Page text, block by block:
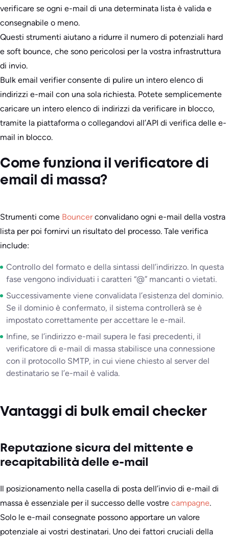
verificare se ogni e-mail di una determinata lista è valida e
consegnabile o meno.
Questi strumenti aiutano a ridurre il numero di potenziali hard
e soft bounce, che sono pericolosi per la vostra infrastruttura
di invio.
Bulk email verifier consente di pulire un intero elenco di
indirizzi e-mail con una sola richiesta. Potete semplicemente
caricare un intero elenco di indirizzi da verificare in blocco,
tramite la piattaforma o collegandovi all’API di verifica delle e-
mail in blocco.
Come funziona il verificatore di
email di massa?
Strumenti come Bouncerconvalidano ogni e-mail della vostra
lista per poi fornirvi un risultato del processo. Tale verifica
include:
Controllo del formato e della sintassi dell’indirizzo. In questa
fase vengono individuati i caratteri “@” mancanti o vietati.
Successivamente viene convalidata l’esistenza del dominio.
Se il dominio è confermato, il sistema controllerà se è
impostato correttamente per accettare le e-mail.
Infine, se l’indirizzo e-mail supera le fasi precedenti, il
verificatore di e-mail di massa stabilisce una connessione
con il protocollo SMTP, in cui viene chiesto al server del
destinatario se l’e-mail è valida.
Vantaggi di bulk email checker
Reputazione sicura del mittente e
recapitabilità delle e-mail
Il posizionamento nella casella di posta dell’invio di e-mail di
massa è essenziale per il successo delle vostre campagne.
Solo le e-mail consegnate possono apportare un valore
potenziale ai vostri destinatari. Uno dei fattori cruciali della